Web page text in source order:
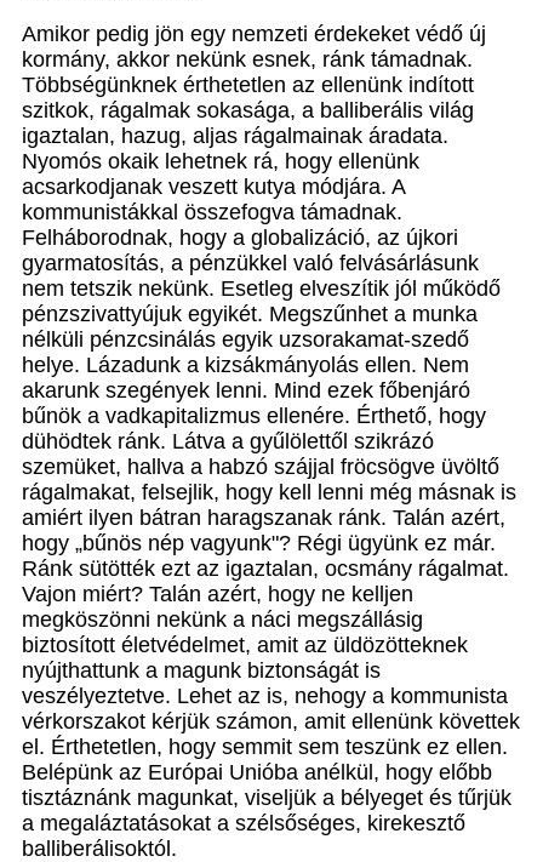
Amikor pedig jön egy nemzeti érdekeket védő új
kormány, akkor nekünk esnek, ránk támadnak.
Többségünknek érthetetlen az ellenünk indított
szitkok, rágalmak sokasága, a balliberális világ
igaztalan, hazug, aljas rágalmainak áradata.
Nyomós okaik lehetnek rá, hogy ellenünk
acsarkodjanak veszett kutya módjára. A
kommunistákkal összefogva támadnak.
Felháborodnak, hogy a globalizáció, az újkori
gyarmatosítás, a pénzükkel való felvásárlásunk
nem tetszik nekünk. Esetleg elveszítik jól működő
pénzszivattyújuk egyikét. Megszűnhet a munka
nélküli pénzcsinálás egyik uzsorakamat-szedő
helye. Lázadunk a kizsákmányolás ellen. Nem
akarunk szegények lenni. Mind ezek főbenjáró
bűnök a vadkapitalizmus ellenére. Érthető, hogy
dühödtek ránk. Látva a gyűlölettől szikrázó
szemüket, hallva a habzó szájjal fröcsögve üvöltő
rágalmakat, felsejlik, hogy kell lenni még másnak is
amiért ilyen bátran haragszanak ránk. Talán azért,
hogy „bűnös nép vagyunk"? Régi ügyünk ez már.
Ránk sütötték ezt az igaztalan, ocsmány rágalmat.
Vajon miért? Talán azért, hogy ne kelljen
megköszönni nekünk a náci megszállásig
biztosított életvédelmet, amit az üldözötteknek
nyújthattunk a magunk biztonságát is
veszélyeztetve. Lehet az is, nehogy a kommunista
vérkorszakot kérjük számon, amit ellenünk követtek
el. Érthetetlen, hogy semmit sem teszünk ez ellen.
Belépünk az Európai Unióba anélkül, hogy előbb
tisztáznánk magunkat, viseljük a bélyeget és tűrjük
a megaláztatásokat a szélsőséges, kirekesztő
balliberálisoktól.